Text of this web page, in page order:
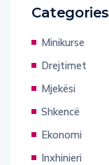
Categories
Minikurse
Drejtimet
Mjekësi
Shkencë
Ekonomi
Inxhinieri